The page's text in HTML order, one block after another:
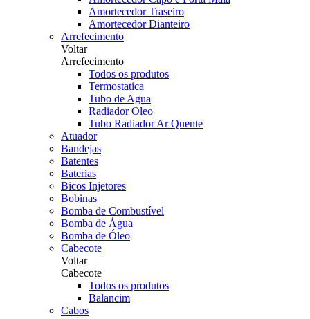
Amortecedor Traseiro
Amortecedor Dianteiro
Arrefecimento
Voltar
Arrefecimento
Todos os produtos
Termostatica
Tubo de Agua
Radiador Oleo
Tubo Radiador Ar Quente
Atuador
Bandejas
Batentes
Baterias
Bicos Injetores
Bobinas
Bomba de Combustível
Bomba de Água
Bomba de Óleo
Cabecote
Voltar
Cabecote
Todos os produtos
Balancim
Cabos